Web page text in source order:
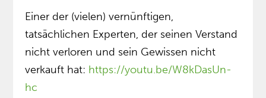
Einer der (vielen) vernünftigen,
tatsächlichen Experten, der seinen Verstand
nicht verloren und sein Gewissen nicht
verkauft hat: https://youtu.be/W8kDasUn-
hc